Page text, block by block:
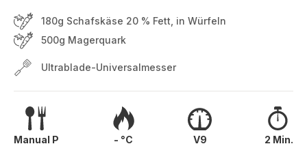
180g Schafskäse 20 % Fett, in Würfeln
500g Magerquark
Ultrablade-Universalmesser
Manual P - °C V9 2 Min.